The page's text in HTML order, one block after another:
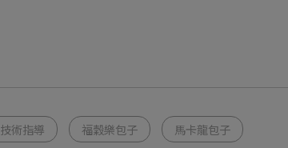
術指導 福穀樂包子 馬卡龍包子